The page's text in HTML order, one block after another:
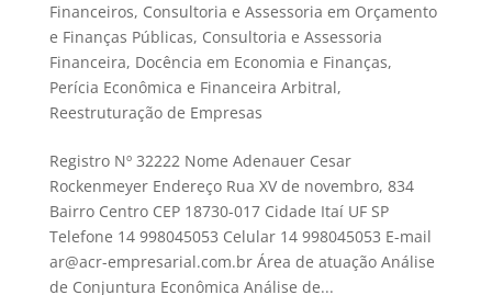
Financeiros, Consultoria e Assessoria em Orçamento
e Finanças Públicas, Consultoria e Assessoria
Financeira, Docência em Economia e Finanças,
Perícia Econômica e Financeira Arbitral,
Reestruturação de Empresas
Registro Nº 32222 Nome Adenauer Cesar
Rockenmeyer Endereço Rua XV de novembro, 834
Bairro Centro CEP 18730-017 Cidade Itaí UF SP
Telefone 14 998045053 Celular 14 998045053 E-mail
ar@acr-empresarial.com.br Área de atuação Análise
de Conjuntura Econômica Análise de...